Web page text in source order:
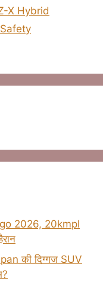
X Hybrid
2026, 20kmpl
की दिग्गज SUV